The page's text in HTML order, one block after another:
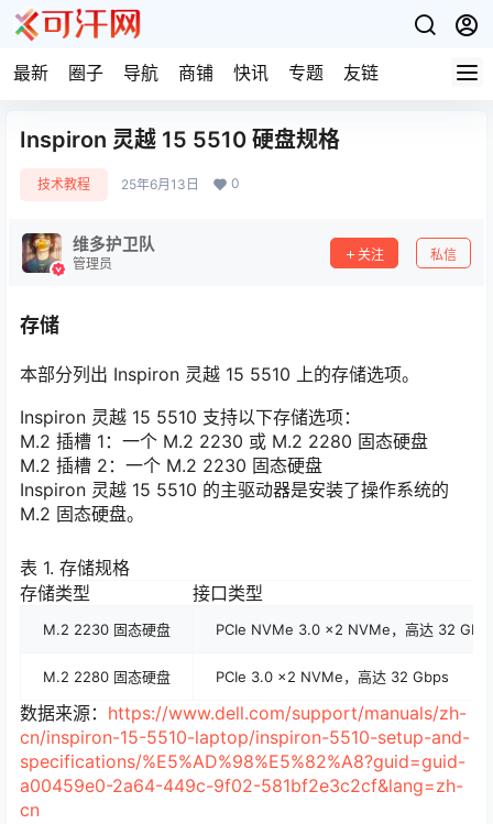
最新 圈子 导航 商铺 快讯 专题 友链
Inspiron 灵越 15 5510 硬盘规格
技术教程 25年6月13日 0
维多护卫队
管理员
关注 私信
存储
本部分列出 Inspiron 灵越 15 5510 上的存储选项。
Inspiron 灵越 15 5510 支持以下存储选项：
M.2 插槽 1：一个 M.2 2230 或 M.2 2280 固态硬盘
M.2 插槽 2：一个 M.2 2230 固态硬盘
Inspiron 灵越 15 5510 的主驱动器是安装了操作系统的
M.2 固态硬盘。
表 1. 存储规格
存储类型
接口类型
M.2 2230 固态硬盘 PCIe NVMe 3.0 x2 NVMe，高达 32
M.2 2280 固态硬盘 PCIe 3.0 x2 NVMe，高达 32 Gbps
数据来源： https://www.dell.com/support/manuals/zh-
cn/inspiron-15-5510-laptop/inspiron-5510-setup-and-
specifications/%E5%AD%98%E5%82%A8?guid=guid-
a00459e0-2a64-449c-9f02-581bf2e3c2cf&lang=zh-
cn